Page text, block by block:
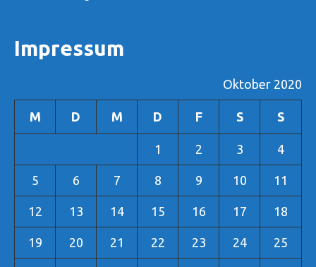
Impressum
Oktober 2020
M D M D F S S
1 2 3 4
5 6 7 8 9 10 11
12 13 14 15 16 17 18
19 20 21 22 23 24 25